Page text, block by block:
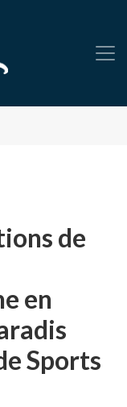
de
en
Sports